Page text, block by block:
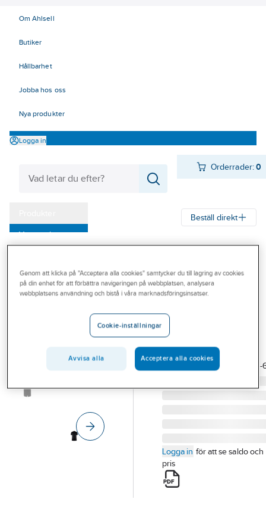
Om Ahlsell
Butiker
Hållbarhet
Jobba hos oss
Nya produkter
Logga in
Orderrader:0
Varumärken
Outlet
Branscher
Beställ direkt
CRAFT
Piké Craft
1909138
CORE UNIFY SVART L
Lev.
artikelnr:
1909138-999000-
Logga in för att se saldo och
pris
Genom att klicka på "Acceptera alla cookies" samtycker du till lagring av cookies
på din enhet för att förbättra navigeringen på webbplatsen, analysera
webbplatsens användning och bistå i våra marknadsföringsinsatser.
Cookie-inställningar
Avvisa alla Acceptera alla cookies